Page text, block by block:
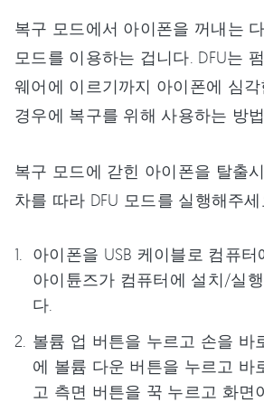
복구 모드에서 아이폰을 꺼내는
모드를 이용하는 겁니다. DFU는
웨어에 이르기까지 아이폰에 심
경우에 복구를 위해 사용하는 방
복구 모드에 갇힌 아이폰을 탈출
차를 따라 DFU 모드를 실행해주세
아이폰을 USB 케이블로 컴퓨터
아이튠즈가 컴퓨터에 설치/실
다.
볼륨 업 버튼을 누르고 손을 바
에 볼륨 다운 버튼을 누르고 바
고 측면 버튼을 꾹 누르고 화면